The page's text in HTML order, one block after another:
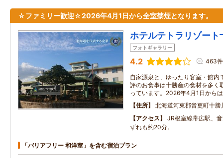
☆ファミリー歓迎☆2026年4月1日から全室禁煙となります。
ホテルテトラリゾート
フォトギャラリー
4.2 463件
自家源泉と、ゆったり客室・館内
評のお食事は十勝産の食材を多く
っています。2026年4月1日から
住所
北海道河東郡音更町十
アクセス
JR根室線帯広駅、
ずれも約20分。
「バリアフリー 和洋室」を含む宿泊プラン